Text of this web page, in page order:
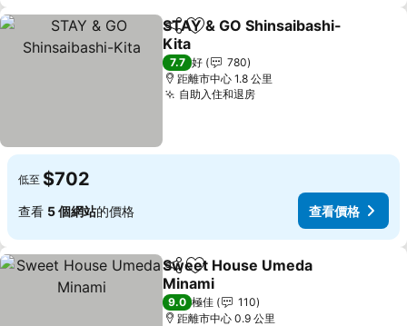
分享 放到收藏夾
STAY & GO Shinsaibashi-
Kita
查看價格
7.7 好
780
距離市中心 1.8 公里
自助入住和退房查看價格
低至 $702
查看 5 個網站的價格 查看價格
分享 放到收藏夾
Sweet House Umeda
Minami
查看價格
9.0 極佳
110
距離市中心 0.9 公里